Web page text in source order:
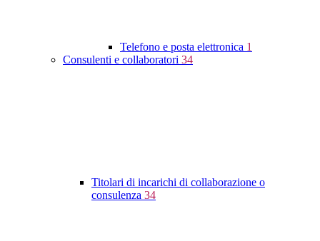
Telefono e posta elettronica 1
Consulenti e collaboratori 34
Titolari di incarichi di collaborazione o
consulenza 34